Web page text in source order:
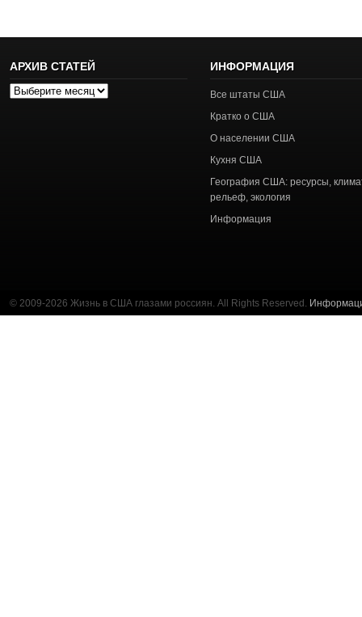
АРХИВ СТАТЕЙ
Архив
ИНФОРМАЦИЯ
Все штаты США
Кратко о США
О населении США
Кухня США
География США: ресурсы,
рельеф, экология
Информация
© 2009-2026 Жизнь в США глазами россиян. All Rights Reserved.